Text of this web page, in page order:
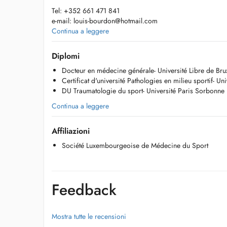
Tel: +352 661 471 841
e-mail: louis-bourdon@hotmail.com
Ne réalise pas de téléconsultation
Horaires d'ouverture: du Lundi au Jeudi, de 9h à 18h
- Consultation de médecine générale
- Consultation de médecine/traumatologie du sport
- Echographie de l'appareil musculosquelettique
- Examen/contrôle médico-sportif (UNIQUEMENT LES
Hilton sur votre gauche. Le cabinet est au 16ème étage au
Le parking de l'hôtel est accessible aux patients.
Continua a leggere
Diplomi
Docteur en médecine générale- Université Libre de
Certificat d'université Pathologies en milieu sportif-
DU Traumatologie du sport- Université Paris Sorbonne
Continua a leggere
Affiliazioni
Société Luxembourgeoise de Médecine du Sport
Feedback
Mostra tutte le recensioni